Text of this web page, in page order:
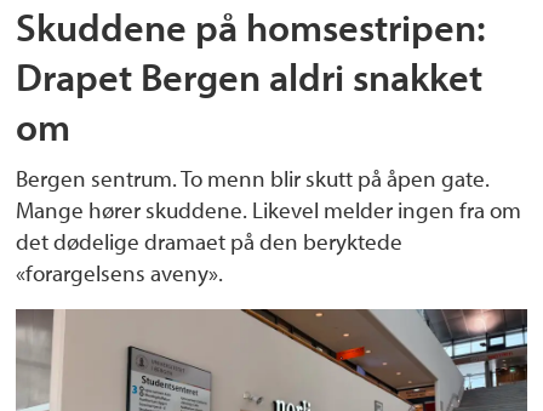
Skuddene på homsestripen:
Drapet Bergen aldri snakket
om
Bergen sentrum. To menn blir skutt på åpen gate.
Mange hører skuddene. Likevel melder ingen fra om
det dødelige dramaet på den beryktede
«forargelsens aveny».